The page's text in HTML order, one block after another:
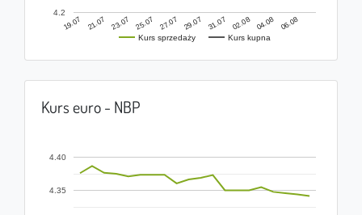
Kurs sprzedaży Kurs kupna
19.07 21.07 23.07 25.07 27.07 29.07 31.07 02.08 04.08 06.08
4.2
Kurs euro - NBP
4.35
4.40